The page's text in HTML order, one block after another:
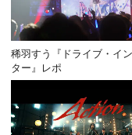
稀羽すう『ドライブ・イ
ター』レポ